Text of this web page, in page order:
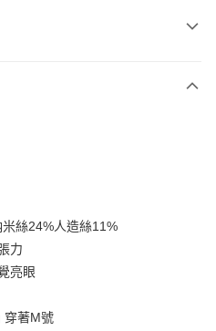
台北富邦商業銀行
台中商業銀行
永豐商業銀行
絲24%人造絲11%
力
亮眼
穿著M號